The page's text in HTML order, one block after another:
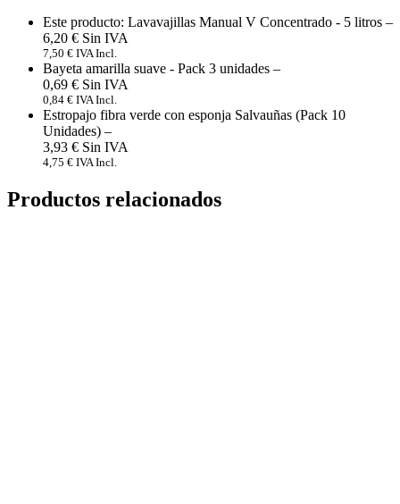
Este producto: Lavavajillas Manual V Concentrado - 5 litros –
6,20 €
7,50 € IVA Incl.
Bayeta amarilla suave - Pack 3 unidades –
0,69 €
0,84 € IVA Incl.
Estropajo fibra verde con esponja Salvauñas (Pack 10
Unidades) –
3,93 €
4,75 € IVA Incl.
Productos relacionados